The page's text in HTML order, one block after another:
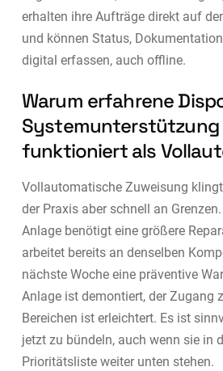
erhalten ihre Aufträge direkt auf
und können Status,
digital erfassen, auch offline.
Warum erfahrene
funktioniert als
Vollautomatische Zuweisung
der Praxis aber schnell an
Anlage benötigt eine größere
arbeitet bereits an denselben
nächste Woche eine präventive
Anlage ist demontiert, der Zugang
Bereichen ist erleichtert. Es ist
jetzt zu bündeln, auch wenn sie in
Prioritätsliste weiter unten stehen.